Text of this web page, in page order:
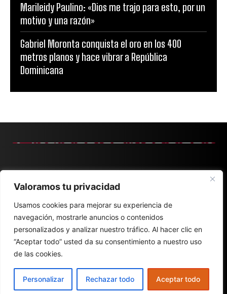
Valoramos tu privacidad
Usamos cookies para mejorar su experiencia de
navegación, mostrarle anuncios o contenidos
personalizados y analizar nuestro tráfico. Al hacer clic en
“Aceptar todo” usted da su consentimiento a nuestro uso
de las cookies.
Personalizar Rechazar todo Aceptar todo
Marileidy Paulino: «Dios me trajo para esto, por un
motivo y una razón»
Gabriel Moronta conquista el oro en los 400
metros planos y hace vibrar a República
Dominicana